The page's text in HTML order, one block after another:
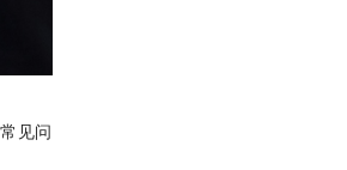
见问